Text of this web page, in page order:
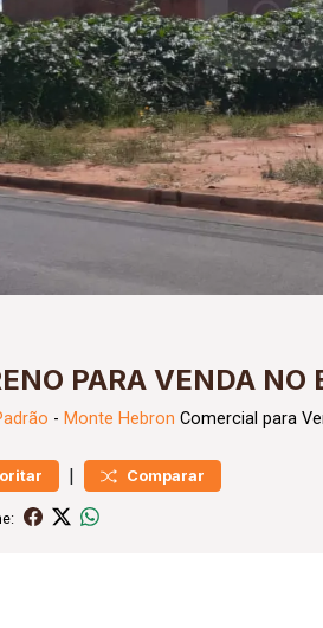
PARA VENDA
- Monte Hebron Comercial para
| Comparar